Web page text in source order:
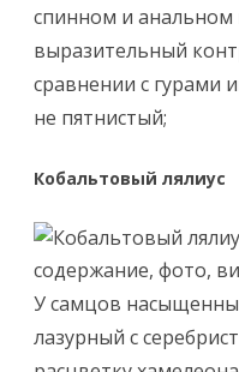
спинном и анальном
выразительный
сравнении с гурами
не пятнистый;
Кобальтовый лялиус
У самцов
лазурный с